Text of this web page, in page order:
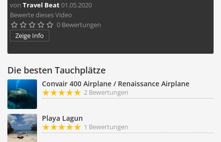
von Travel Beat01.05.2020
Bewerte dieses Video
     0 Bewertungen
Zeige Info
Die besten Tauchplätze
Convair 400 Airplane / Renaissance Airplane
2 Bewertungen
Playa Lagun
1 Bewertungen